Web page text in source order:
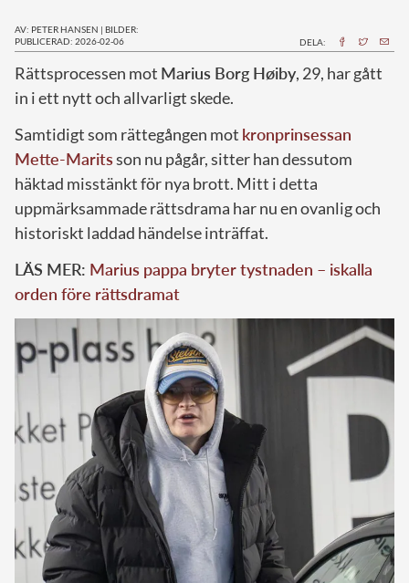
AV: PETER HANSEN | BILDER:
PUBLICERAD: 2026-02-06
DELA:
Rättsprocessen mot Marius Borg Høiby, 29, har gått
in i ett nytt och allvarligt skede.
Samtidigt som rättegången mot kronprinsessan
Mette-Maritsson nu pågår, sitter han dessutom
häktad misstänkt för nya brott. Mitt i detta
uppmärksammade rättsdrama har nu en ovanlig och
historiskt laddad händelse inträffat.
LÄS MER: Marius pappa bryter tystnaden – iskalla
orden före rättsdramat